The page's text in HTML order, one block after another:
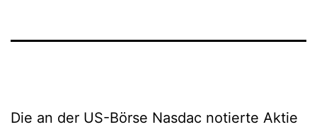
Die an der US-Börse Nasdac notierte Aktie